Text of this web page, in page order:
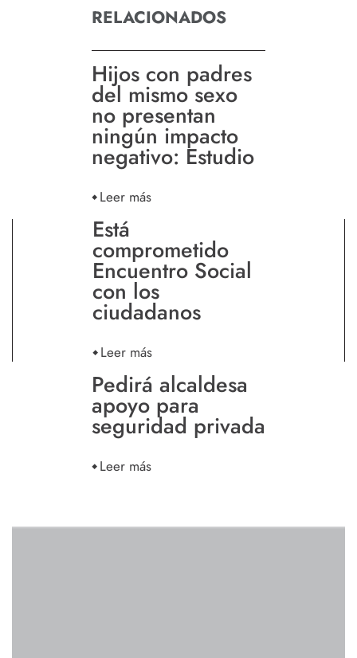
RELACIONADOS
Hijos con padres
del mismo sexo
no presentan
ningún impacto
negativo: Estudio
Leer más
Está
comprometido
Encuentro Social
con los
ciudadanos
Leer más
Pedirá alcaldesa
apoyo para
seguridad privada
Leer más